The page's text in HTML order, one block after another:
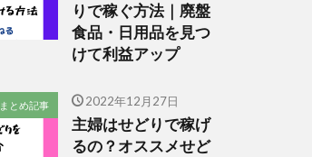
りで稼ぐ方法｜廃盤
食品・日用品を見つ
けて利益アップ
まとめ記事 2022年12月27日
主婦はせどりで稼げ
るの？オススメせど